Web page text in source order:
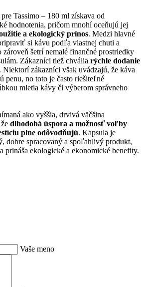
Tassimo – 180 ml získava od
hodnotenia, pričom mnohí oceňujú jej
a ekologický prínos. Medzi hlavné
si kávu podľa vlastnej chuti a
šetrí nemalé finančné prostriedky
Zákazníci tiež chvália rýchle dodanie
. Niektorí zákazníci však uvádzajú, že káva
penu, no toto je často riešiteľné
mletia kávy či výberom správneho
ako vyššia, drvivá väčšina
dlhodobá úspora a možnosť voľby
plne odôvodňujú. Kapsula je
dobre spracovaný a spoľahlivý produkt,
prináša ekologické a ekonomické benefity.
Vaše meno